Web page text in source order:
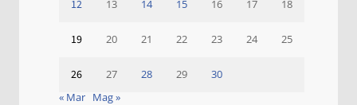
12 13 14 15 16 17 18
19 20 21 22 23 24 25
26 27 28 29
30
« Mar Mag »